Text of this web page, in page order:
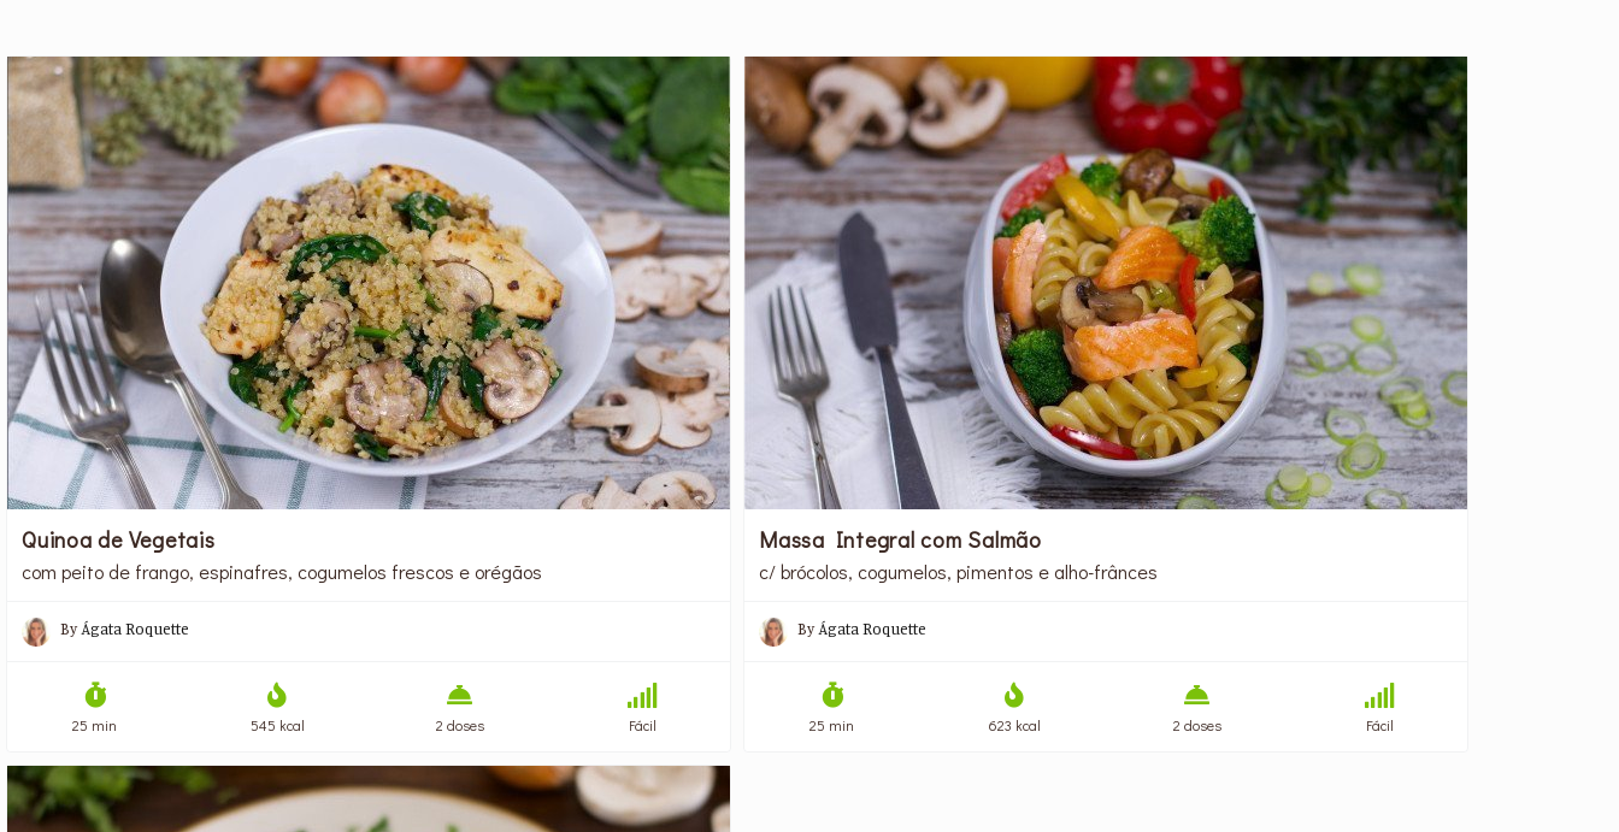
Quinoa de Vegetais
com peito de frango, espinafres, cogumelos frescos e orégãos
ByÁgata Roquette
25 min 545 kcal 2 doses Fácil
Massa Integral com Salmão
c/ brócolos, cogumelos, pimentos e alho-frânces
ByÁgata Roquette
25 min 623 kcal 2 doses Fácil